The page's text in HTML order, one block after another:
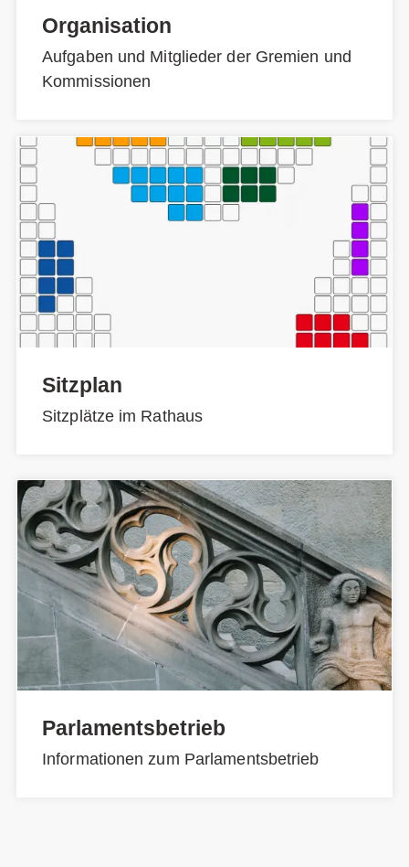
Organisation
Aufgaben und Mitglieder der Gremien und
Kommissionen
Sitzplan
Sitzplätze im Rathaus
Parlamentsbetrieb
Informationen zum Parlamentsbetrieb